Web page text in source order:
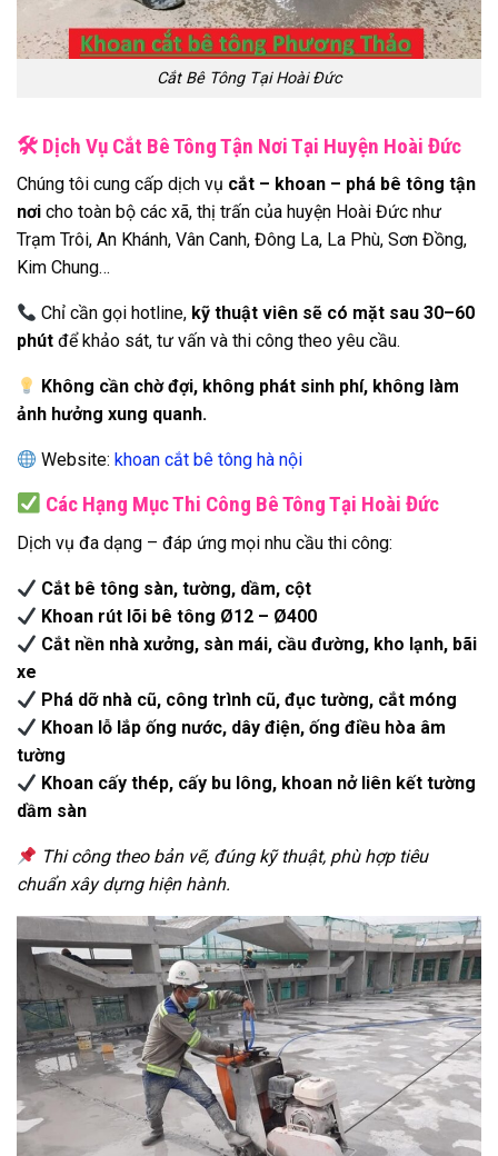
Cắt Bê Tông Tại Hoài Đức
🛠 ️ Dịch Vụ Cắt Bê Tông Tận Nơi Tại Huyện Hoài Đức
Chúng tôi cung cấp dịch vụ cắt – khoan – phá bê tông tận
nơi cho toàn bộ các xã, thị trấn của huyện Hoài Đức như
Trạm Trôi, An Khánh, Vân Canh, Đông La, La Phù, Sơn Đồng,
Kim Chung…
Chỉ cần gọi hotline, kỹ thuật viên sẽ có mặt sau 30–60
phút để khảo sát, tư vấn và thi công theo yêu cầu.
Không cần chờ đợi, không phát sinh phí, không làm
ảnh hưởng xung quanh.
Website: khoan cắt bê tông hà nội
Các Hạng Mục Thi Công Bê Tông Tại Hoài Đức
Dịch vụ đa dạng – đáp ứng mọi nhu cầu thi công:
Cắt bê tông sàn, tường, dầm, cột
Khoan rút lõi bê tông Ø12 – Ø400
Cắt nền nhà xưởng, sàn mái, cầu đường, kho lạnh, bãi
xe
Phá dỡ nhà cũ, công trình cũ, đục tường, cắt móng
Khoan lỗ lắp ống nước, dây điện, ống điều hòa âm
tường
Khoan cấy thép, cấy bu lông, khoan nở liên kết tường
dầm sàn
Thi công theo bản vẽ, đúng kỹ thuật, phù hợp tiêu
chuẩn xây dựng hiện hành.